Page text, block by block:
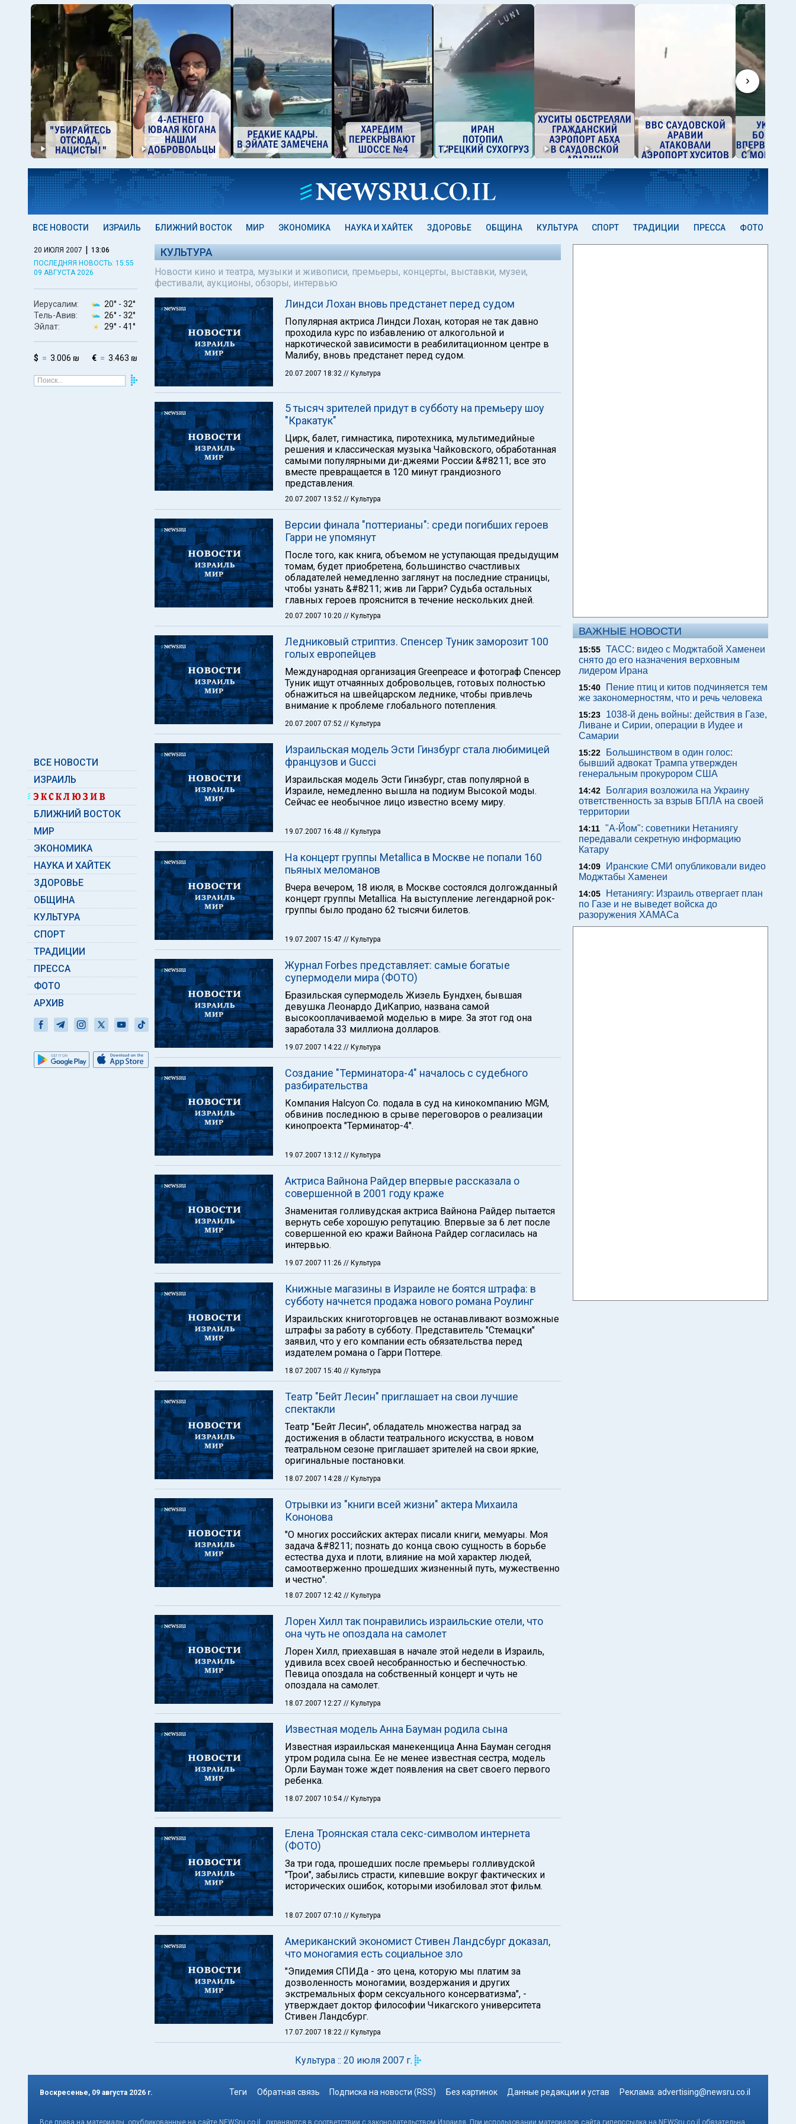
›
ВСЕ НОВОСТИ ИЗРАИЛЬ БЛИЖНИЙ ВОСТОК МИР ЭКОНОМИКА НАУКА И ХАЙТЕК ЗДОРОВЬЕ ОБЩИНА КУЛЬТУРА СПОРТ ТРАДИЦИИ ПРЕССА ФОТО
20 ИЮЛЯ 2007 | 13:06
ПОСЛЕДНЯЯ НОВОСТЬ: 15:55
09 АВГУСТА 2026
Иерусалим: 20° - 32°
Тель-Авив:
26° - 32°
Эйлат:
29° - 41°
$ 3.006 ₪ € 3.463 ₪
ВСЕ НОВОСТИ
ИЗРАИЛЬ
БЛИЖНИЙ ВОСТОК
МИР
ЭКОНОМИКА
НАУКА И ХАЙТЕК
ЗДОРОВЬЕ
ОБЩИНА
КУЛЬТУРА
СПОРТ
ТРАДИЦИИ
ПРЕССА
ФОТО
АРХИВ
КУЛЬТУРА
Новости кино и театра, музыки и живописи, премьеры, концерты, выставки, музеи,
фестивали, аукционы, обзоры, интервью
Линдси Лохан вновь предстанет перед судом
Популярная актриса Линдси Лохан, которая не так давно
проходила курс по избавлению от алкогольной и
наркотической зависимости в реабилитационном центре в
Малибу, вновь предстанет перед судом.
20.07.2007 18:32 // Культура
5 тысяч зрителей придут в субботу на премьеру шоу
"Кракатук"
Цирк, балет, гимнастика, пиротехника, мультимедийные
решения и классическая музыка Чайковского, обработанная
самыми популярными ди-джеями России &#8211; все это
вместе превращается в 120 минут грандиозного
представления.
20.07.2007 13:52 // Культура
Версии финала "поттерианы": среди погибших героев
Гарри не упомянут
После того, как книга, объемом не уступающая предыдущим
томам, будет приобретена, большинство счастливых
обладателей немедленно заглянут на последние страницы,
чтобы узнать &#8211; жив ли Гарри? Судьба остальных
главных героев прояснится в течение нескольких дней.
20.07.2007 10:20 // Культура
Ледниковый стриптиз. Спенсер Туник заморозит 100
голых европейцев
Международная организация Greenpeace и фотограф Спенсер
Туник ищут отчаянных добровольцев, готовых полностью
обнажиться на швейцарском леднике, чтобы привлечь
внимание к проблеме глобального потепления.
20.07.2007 07:52 // Культура
Израильская модель Эсти Гинзбург стала любимицей
французов и Gucci
Израильская модель Эсти Гинзбург, став популярной в
Израиле, немедленно вышла на подиум Высокой моды.
Сейчас ее необычное лицо известно всему миру.
19.07.2007 16:48 // Культура
На концерт группы Metallica в Москве не попали 160
пьяных меломанов
Вчера вечером, 18 июля, в Москве состоялся долгожданный
концерт группы Metallica. На выступление легендарной рок-
группы было продано 62 тысячи билетов.
19.07.2007 15:47 // Культура
Журнал Forbes представляет: самые богатые
супермодели мира (ФОТО)
Бразильская супермодель Жизель Бундхен, бывшая
девушка Леонардо ДиКаприо, названа самой
высокооплачиваемой моделью в мире. За этот год она
заработала 33 миллиона долларов.
19.07.2007 14:22 // Культура
Создание "Терминатора-4" началось с судебного
разбирательства
Компания Halcyon Co. подала в суд на кинокомпанию MGM,
обвинив последнюю в срыве переговоров о реализации
кинопроекта "Терминатор-4".
19.07.2007 13:12 // Культура
Актриса Вайнона Райдер впервые рассказала о
совершенной в 2001 году краже
Знаменитая голливудская актриса Вайнона Райдер пытается
вернуть себе хорошую репутацию. Впервые за 6 лет после
совершенной ею кражи Вайнона Райдер согласилась на
интервью.
19.07.2007 11:26 // Культура
Книжные магазины в Израиле не боятся штрафа: в
субботу начнется продажа нового романа Роулинг
Израильских книготорговцев не останавливают возможные
штрафы за работу в субботу. Представитель "Стемацки"
заявил, что у его компании есть обязательства перед
издателем романа о Гарри Поттере.
18.07.2007 15:40 // Культура
Театр "Бейт Лесин" приглашает на свои лучшие
спектакли
Театр "Бейт Лесин", обладатель множества наград за
достижения в области театрального искусства, в новом
театральном сезоне приглашает зрителей на свои яркие,
оригинальные постановки.
18.07.2007 14:28 // Культура
Отрывки из "книги всей жизни" актера Михаила
Кононова
"О многих российских актерах писали книги, мемуары. Моя
задача &#8211; познать до конца свою сущность в борьбе
естества духа и плоти, влияние на мой характер людей,
самоотверженно прошедших жизненный путь, мужественно
и честно".
18.07.2007 12:42 // Культура
Лорен Хилл так понравились израильские отели, что
она чуть не опоздала на самолет
Лорен Хилл, приехавшая в начале этой недели в Израиль,
удивила всех своей несобранностью и беспечностью.
Певица опоздала на собственный концерт и чуть не
опоздала на самолет.
18.07.2007 12:27 // Культура
Известная модель Анна Бауман родила сына
Известная израильская манекенщица Анна Бауман сегодня
утром родила сына. Ее не менее известная сестра, модель
Орли Бауман тоже ждет появления на свет своего первого
ребенка.
18.07.2007 10:54// Культура
Елена Троянская стала секс-символом интернета
(ФОТО)
За три года, прошедших после премьеры голливудской
"Трои", забылись страсти, кипевшие вокруг фактических и
исторических ошибок, которыми изобиловал этот фильм.
18.07.2007 07:10 // Культура
Американский экономист Стивен Ландсбург доказал,
что моногамия есть социальное зло
"Эпидемия СПИДа - это цена, которую мы платим за
дозволенность моногамии, воздержания и других
экстремальных форм сексуального консерватизма", -
утверждает доктор философии Чикагского университета
Стивен Ландсбург.
17.07.2007 18:22 // Культура
Культура :: 20 июля 2007 г.
ВАЖНЫЕ НОВОСТИ
15:55 ТАСС: видео с Моджтабой Хаменеи
снято до его назначения верховным
лидером Ирана
15:40
Пение птиц и китов подчиняется тем
же закономерностям, что и речь человека
15:23
1038-й день войны: действия в Газе,
Ливане и Сирии, операции в Иудее и
Самарии
15:22
Большинством в один голос:
бывший адвокат Трампа утвержден
генеральным прокурором США
14:42
Болгария возложила на Украину
ответственность за взрыв БПЛА на своей
территории
14:11 "А-Йом": советники Нетаниягу
передавали секретную информацию
Катару
14:09
Иранские СМИ опубликовали видео
Моджтабы Хаменеи
14:05
Нетаниягу: Израиль отвергает план
по Газе и не выведет войска до
разоружения ХАМАСа
Воскресенье, 09 августа 2026 г. Теги Обратная связь Подписка на новости (RSS) Без картинок Данные редакции и устав Реклама: advertising@newsru.co.il
Все права на материалы, опубликованные на сайте NEWSru.co.il , охраняются в соответствии с законодательством Израиля. При использовании материалов сайта гиперссылка на NEWSru.co.il обязательна.